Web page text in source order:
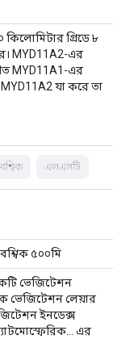
কিলোমিটার গ্রিডে ৮
MYD11A2-এর
MYD11A1-এর
MYD11A2 যা করে তা
এলএসটি
৫০০মি
ভেজিটেশন
ভেজিটেশন লেয়ার
ইনডেক্স
এর